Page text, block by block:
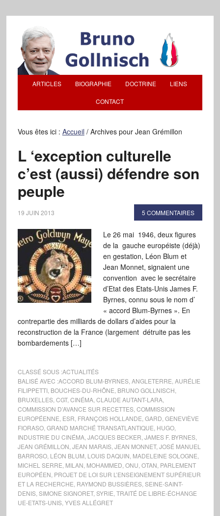
ARTICLES BIOGRAPHIE DOCTRINE LIENS
CONTACT
Vous êtes ici : Accueil /Archives pour Jean Grémillon
L ‘exception culturelle
c’est (aussi) défendre son
peuple
19 JUIN 2013 5 COMMENTAIRES
Le 26 mai 1946, deux figures
de la gauche européiste (déjà)
en gestation, Léon Blum et
Jean Monnet, signaient une
convention avec le secrétaire
d’Etat des Etats-Unis James F.
Byrnes, connu sous le nom d’
« accord Blum-Byrnes ». En
contrepartie des milliards de dollars d’aides pour la
reconstruction de la France (largement détruite pas les
bombardements […]
CLASSÉ SOUS :ACTUALITÉS
BALISÉ AVEC :ACCORD BLUM-BYRNES, ANGLETERRE AURÉLIE
FILIPPETTI, BOUCHES-DU-RHÔNE BRUNO GOLLNISCH
BRUXELLES, CGT, CINÉMA, CLAUDE AUTANT-LARA,
COMMISSION D’AVANCE SUR RECETTES, COMMISSION
EUROPÉENNE ESR FRANÇOIS HOLLANDE GARD GENEVIÈVE
FIORASO, GRAND MARCHÉ TRANSATLANTIQUE HUGO,
INDUSTRIE DU CINÉMA, JACQUES BECKER JAMES F. BYRNES,
JEAN GRÉMILLON JEAN MARAIS, JEAN MONNET, JOSÉ MANUEL
BARROSO, LÉON BLUM LOUIS DAQUIN MADELEINE SOLOGNE
MICHEL SERRE MILAN MOHAMMED ONU OTAN PARLEMENT
EUROPÉEN PROJET DE LOI SUR L’ENSEIGNEMENT SUPÉRIEUR
ET LA RECHERCHE RAYMOND BUSSIÈRES, SEINE-SAINT-
DENIS, SIMONE SIGNORET, SYRIE TRAITÉ DE LIBRE-ÉCHANGE
UE-ETATS-UNIS, YVES ALLÉGRET